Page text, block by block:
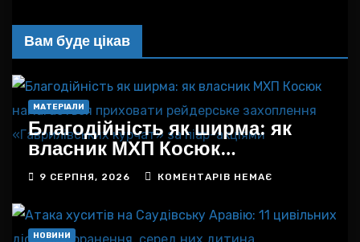
Вам буде цікав
МАТЕРІАЛИ
Благодійність як ширма: як
власник МХП Косюк
намагається приховати
рейдерське захоплення
«Гаврилівських курчат» за
піар-акціями
9 СЕРПНЯ, 2026 КОМЕНТАРІВ НЕМАЄ
НОВИНИ